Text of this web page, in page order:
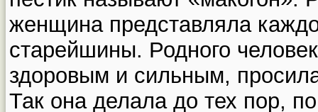
женщина представляла
старейшины. Родного
здоровым и сильным,
Так она делала до тех пор,